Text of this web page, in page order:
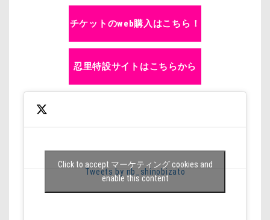
チケットのweb購入はこちら！
忍里特設サイトはこちらから
Tweets by nb_shinobizato
Click to accept マーケティング cookies and
enable this content